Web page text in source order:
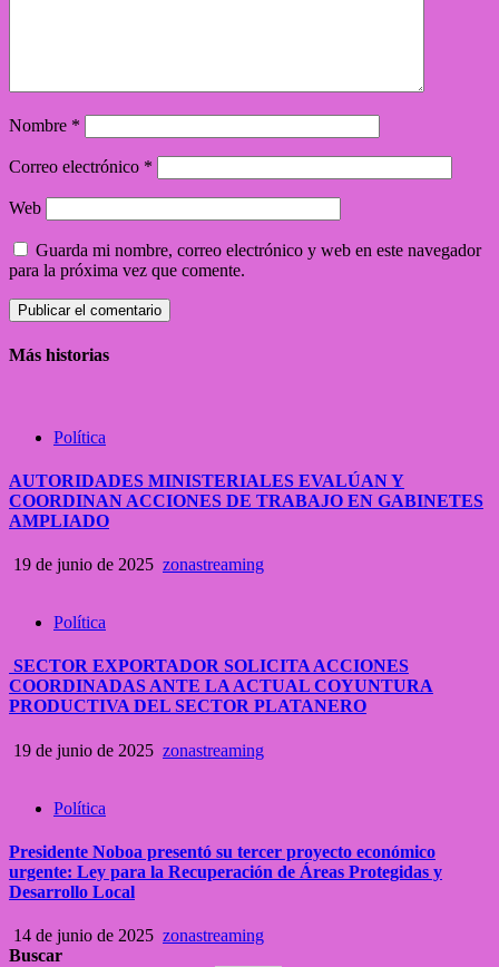
Nombre *
Correo electrónico *
Web
Guarda mi nombre, correo electrónico y web en este navegador
para la próxima vez que comente.
Más historias
Política
AUTORIDADES MINISTERIALES EVALÚAN Y
COORDINAN ACCIONES DE TRABAJO EN GABINETES
AMPLIADO
19 de junio de 2025 zonastreaming
Política
SECTOR EXPORTADOR SOLICITA ACCIONES
COORDINADAS ANTE LA ACTUAL COYUNTURA
PRODUCTIVA DEL SECTOR PLATANERO
19 de junio de 2025 zonastreaming
Política
Presidente Noboa presentó su tercer proyecto económico
urgente: Ley para la Recuperación de Áreas Protegidas y
Desarrollo Local
14 de junio de 2025 zonastreaming
Buscar